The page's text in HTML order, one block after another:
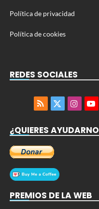
Política de privacidad
Política de cookies
REDES SOCIALES
RSS
X
¿QUIERES
PREMIOS DE LA WEB